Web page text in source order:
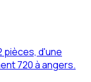
pièces, d'une
720 à angers.